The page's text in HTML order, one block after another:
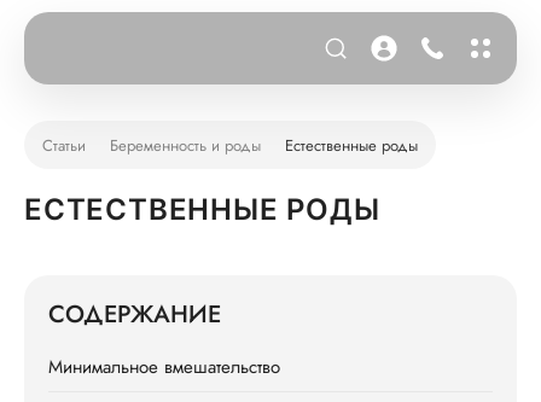
Статьи Беременность и роды Естественные роды
ЕСТЕСТВЕННЫЕ РОДЫ
СОДЕРЖАНИЕ
Минимальное вмешательство